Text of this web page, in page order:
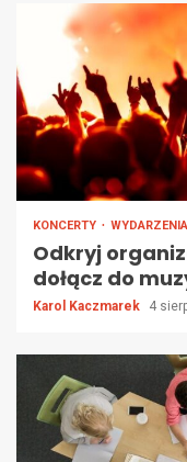
KONCERTY WYDARZENIA
Odkryj
dołącz do
Karol Kaczmarek 4